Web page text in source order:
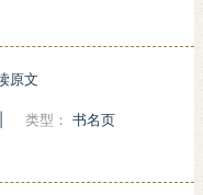
原文
类型： 书名页